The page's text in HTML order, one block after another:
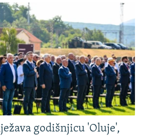
godišnjicu 'Oluje',